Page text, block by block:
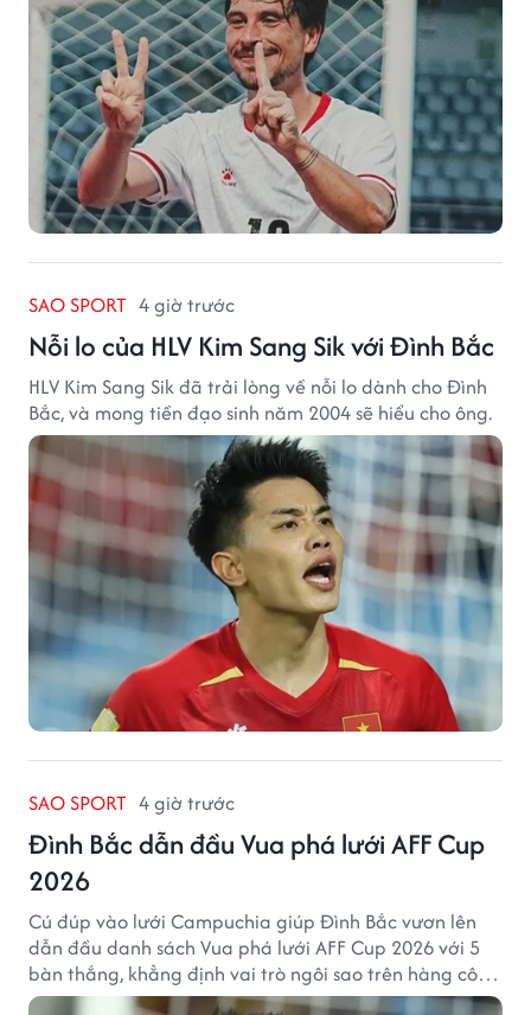
SAO SPORT 4 giờ trước
Nỗi lo của HLV Kim Sang Sik với Đình Bắc
HLV Kim Sang Sik đã trải lòng về nỗi lo dành cho Đình
Bắc, và mong tiền đạo sinh năm 2004 sẽ hiểu cho ông.
SAO SPORT 4 giờ trước
Đình Bắc dẫn đầu Vua phá lưới AFF Cup
2026
Cú đúp vào lưới Campuchia giúp Đình Bắc vươn lên
dẫn đầu danh sách Vua phá lưới AFF Cup 2026 với 5
bàn thắng, khẳng định vai trò ngôi sao trên hàng công
tuyển Việt Nam.